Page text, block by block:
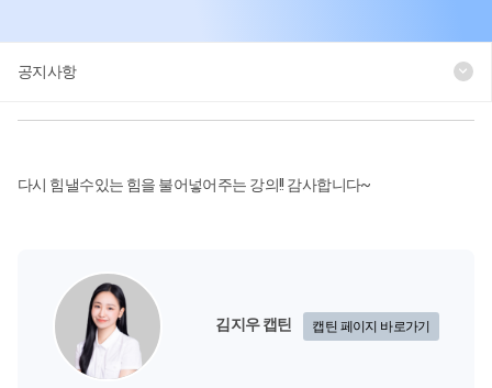
공지사항
다시 힘낼수있는 힘을 불어넣어주는 강의!! 감사합니다~
김지우 캡틴 캡틴 페이지 바로가기